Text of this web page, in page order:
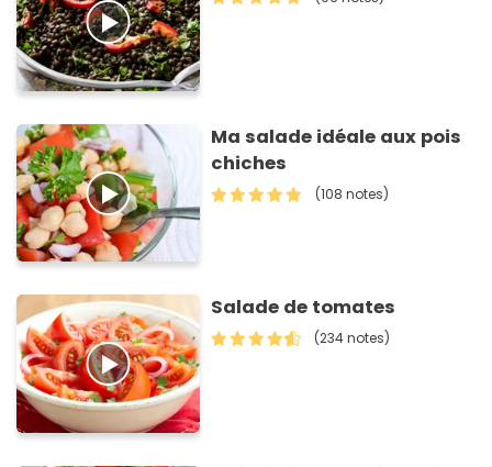
Ma salade idéale aux pois
chiches
(108 notes)
Salade de tomates
(234 notes)